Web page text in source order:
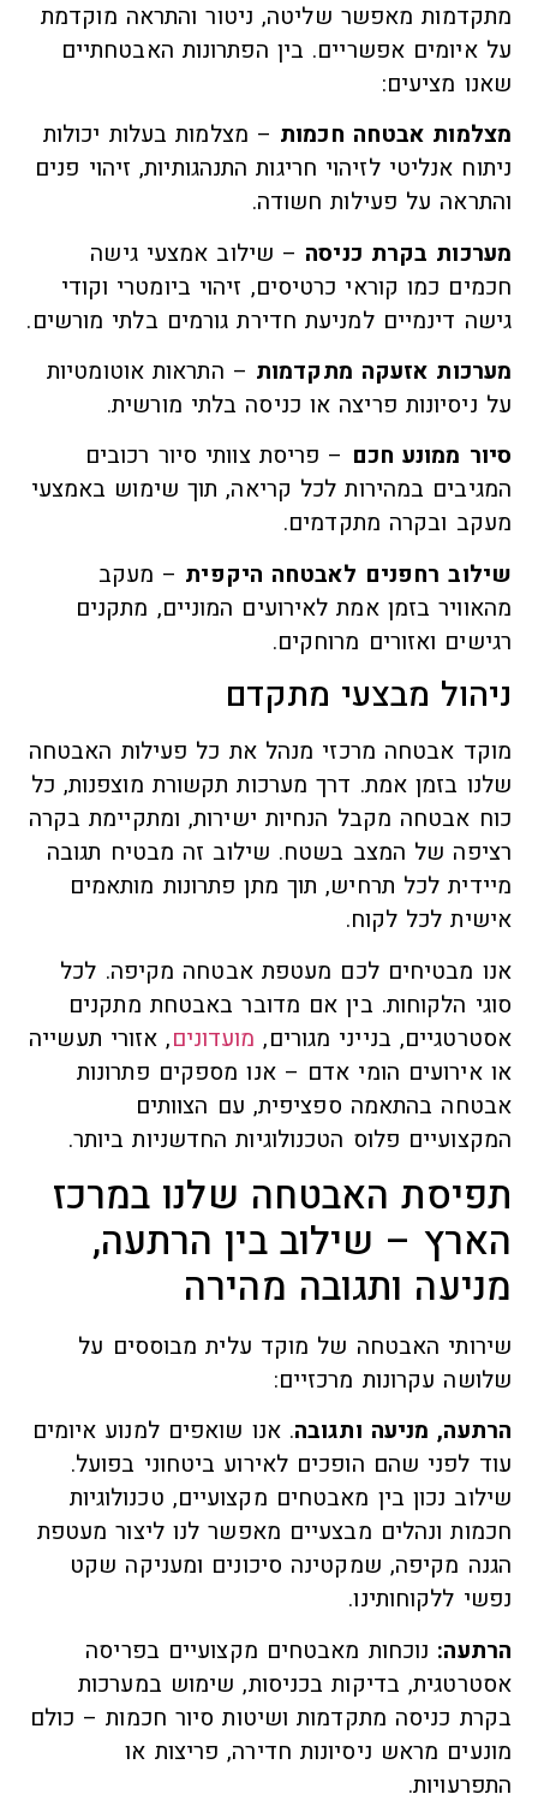
מתקדמות מאפשר שליטה, ניטור והתראה מוקדמת
על איומים אפשריים. בין הפתרונות האבטחתיים
שאנו מציעים:
מצלמות אבטחה חכמות – מצלמות בעלות יכולות
ניתוח אנליטי לזיהוי חריגות התנהגותיות, זיהוי פנים
והתראה על פעילות חשודה.
מערכות בקרת כניסה – שילוב אמצעי גישה
חכמים כמו קוראי כרטיסים, זיהוי ביומטרי וקודי
גישה דינמיים למניעת חדירת גורמים בלתי מורשים.
מערכות אזעקה מתקדמות – התראות אוטומטיות
על ניסיונות פריצה או כניסה בלתי מורשית.
סיור ממונע חכם – פריסת צוותי סיור רכובים
המגיבים במהירות לכל קריאה, תוך שימוש באמצעי
מעקב ובקרה מתקדמים.
שילוב רחפנים לאבטחה היקפית – מעקב
מהאוויר בזמן אמת לאירועים המוניים, מתקנים
רגישים ואזורים מרוחקים.
ניהול מבצעי מתקדם
מוקד אבטחה מרכזי מנהל את כל פעילות האבטחה
שלנו בזמן אמת. דרך מערכות תקשורת מוצפנות, כל
כוח אבטחה מקבל הנחיות ישירות, ומתקיימת בקרה
רציפה של המצב בשטח. שילוב זה מבטיח תגובה
מיידית לכל תרחיש, תוך מתן פתרונות מותאמים
אישית לכל לקוח.
אנו מבטיחים לכם מעטפת אבטחה מקיפה. לכל
סוגי הלקוחות. בין אם מדובר באבטחת מתקנים
אסטרטגיים, בנייני מגורים, מועדונים, אזורי תעשייה
או אירועים הומי אדם – אנו מספקים פתרונות
אבטחה בהתאמה ספציפית, עם הצוותים
המקצועיים פלוס הטכנולוגיות החדשניות ביותר.
תפיסת האבטחה שלנו במרכז
הארץ – שילוב בין הרתעה,
מניעה ותגובה מהירה
שירותי האבטחה של מוקד עלית מבוססים על
שלושה עקרונות מרכזיים:
הרתעה, מניעה ותגובה. אנו שואפים למנוע איומים
עוד לפני שהם הופכים לאירוע ביטחוני בפועל.
שילוב נכון בין מאבטחים מקצועיים, טכנולוגיות
חכמות ונהלים מבצעיים מאפשר לנו ליצור מעטפת
הגנה מקיפה, שמקטינה סיכונים ומעניקה שקט
נפשי ללקוחותינו.
הרתעה: נוכחות מאבטחים מקצועיים בפריסה
אסטרטגית, בדיקות בכניסות, שימוש במערכות
בקרת כניסה מתקדמות ושיטות סיור חכמות – כולם
מונעים מראש ניסיונות חדירה, פריצות או
התפרעויות.